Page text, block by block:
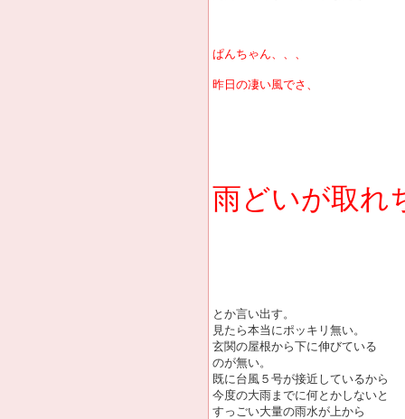
ぱんちゃん、、、
昨日の凄い風でさ、
雨どいが取れ
とか言い出す。
見たら本当にポッキリ無い。
玄関の屋根から下に伸びている
のが無い。
既に台風５号が接近しているから
今度の大雨までに何とかしないと
すっごい大量の雨水が上から